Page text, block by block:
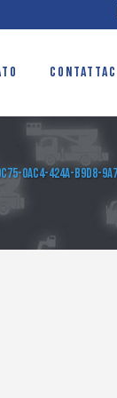
0ac4-424a-b9d8-